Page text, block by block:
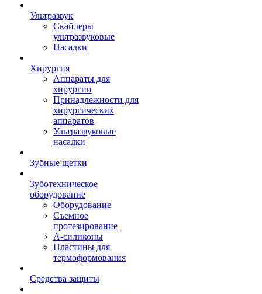
Ультразвук
Скайлеры
ультразвуковые
Насадки
Хирургия
Аппараты для
хирургии
Принадлежности для
хирургических
аппаратов
Ультразвуковые
насадки
Зубные щетки
Зуботехническое
оборудование
Оборудование
Съемное
протезирование
А-силиконы
Пластины для
термоформования
Средства защиты